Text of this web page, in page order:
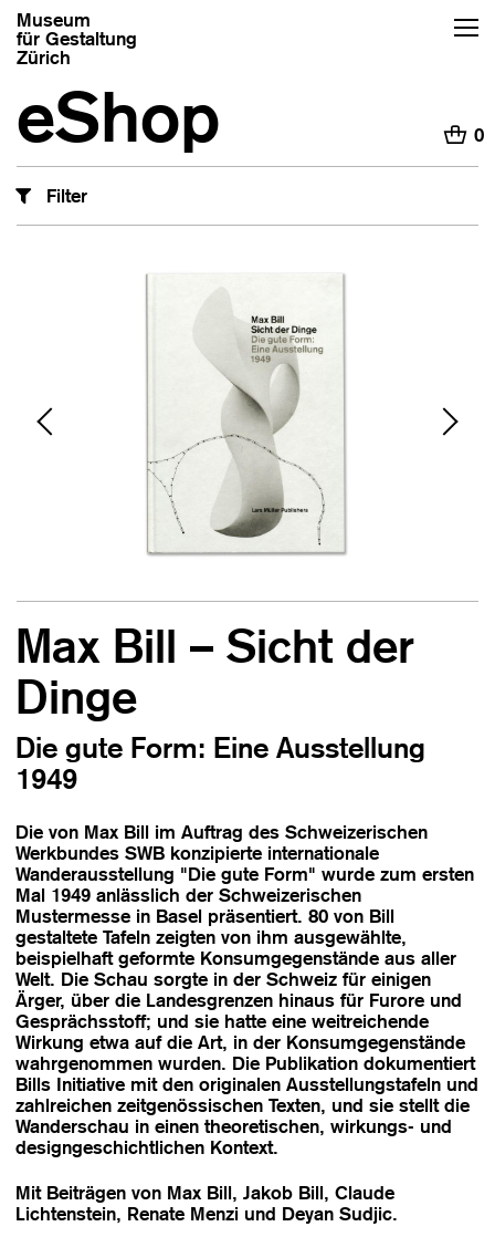
Museum
für Gestaltung
Zürich
eShop H 0
Filter
‹
›
Max Bill – Sicht der
Dinge
Die gute Form: Eine Ausstellung
1949
Die von Max Bill im Auftrag des Schweizerischen
Werkbundes SWB konzipierte internationale
Wanderausstellung "Die gute Form" wurde zum ersten
Mal 1949 anlässlich der Schweizerischen
Mustermesse in Basel präsentiert. 80 von Bill
gestaltete Tafeln zeigten von ihm ausgewählte,
beispielhaft geformte Konsumgegenstände aus aller
Welt. Die Schau sorgte in der Schweiz für einigen
Ärger, über die Landesgrenzen hinaus für Furore und
Gesprächsstoff; und sie hatte eine weitreichende
Wirkung etwa auf die Art, in der Konsumgegenstände
wahrgenommen wurden. Die Publikation dokumentiert
Bills Initiative mit den originalen Ausstellungstafeln und
zahlreichen zeitgenössischen Texten, und sie stellt die
Wanderschau in einen theoretischen, wirkungs- und
designgeschichtlichen Kontext.
Mit Beiträgen von Max Bill, Jakob Bill, Claude
Lichtenstein, Renate Menzi und Deyan Sudjic.